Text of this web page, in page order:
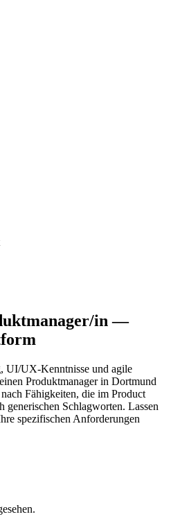
in—
UI/UX-Kenntnisse und agile
Produktmanager in Dortmund
Fähigkeiten, die im Product
generischen Schlagworten. Lassen
spezifischen Anforderungen